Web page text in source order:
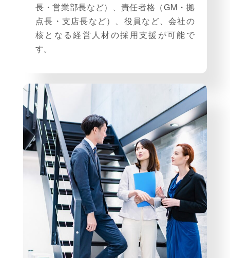
長・営業部長など）、責任者格（GM・拠
点長・支店長など）、役員など、会社の
核となる経営人材の採用支援が可能で
す。